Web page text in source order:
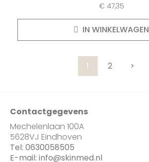
€ 47,35
IN WINKELWAGEN
1 2 >
Contactgegevens
Mechelenlaan 100A
5628VJ Eindhoven
Tel: 0630058505
E-mail: info@skinmed.nl